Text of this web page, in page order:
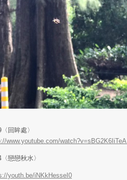
〈回眸處〉
www.youtube.com/watch?v=sBG2K6IiTeA
〈戀戀秋水〉
youth.be/iNKkHesseI0